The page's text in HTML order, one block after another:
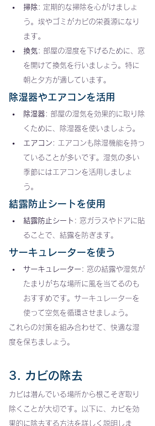
掃除 : 定期的な掃除を心がけましょ
う。埃やゴミがカビの栄養源になり
ます。
換気 : 部屋の湿度を下げるために、窓
を開けて換気を行いましょう。特に
朝と夕方が適しています。
除湿器やエアコンを活用
除湿器 : 部屋の湿気を効果的に取り除
くために、除湿器を使いましょう。
エアコン : エアコンも除湿機能を持っ
ていることが多いです。湿気の多い
季節にはエアコンを活用しましょ
う。
結露防止シートを使用
結露防止シート : 窓ガラスやドアに貼
ることで、結露を防ぎます。
サーキュレーターを使う
サーキュレーター : 窓の結露や湿気が
たまりがちな場所に風を当てるのも
おすすめです。サーキュレーターを
使って空気を循環させましょう。
これらの対策を組み合わせて、快適な湿
度を保ちましょう。
3. カビの除去
カビは潜んでいる場所から根こそぎ取り
除くことが大切です。以下に、カビを効
果的に除去する方法を詳しく説明しま